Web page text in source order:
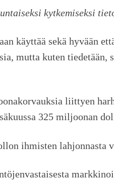
kytkemiseksi
käyttää sekä hyvään
mutta kuten tiedetään,
liittyen
325 miljoonan
ihmisten lahjonnasta